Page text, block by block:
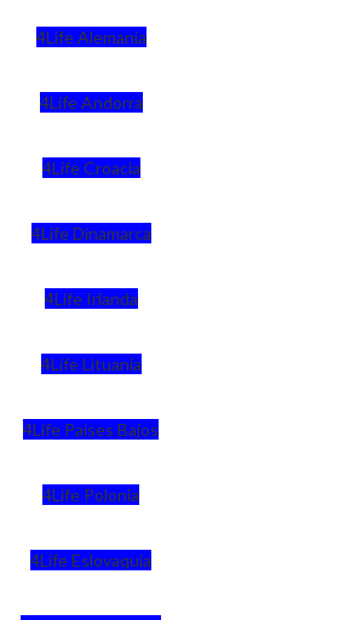
4Life Alemania
4Life Andorra
4Life Croacia
4Life Dinamarca
4Life Irlanda
4Life Lituania
4Life Paises Bajos
4Life Polonia
4Life Eslovaquia